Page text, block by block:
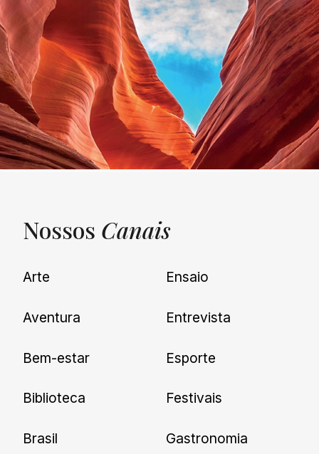
UNQUIET
Newsletter
nossas novidades.
Nossos Canais
Arte
Aventura
Bem-estar
Biblioteca
Brasil
Ensaio
Entrevista
Esporte
Festivais
Gastronomia